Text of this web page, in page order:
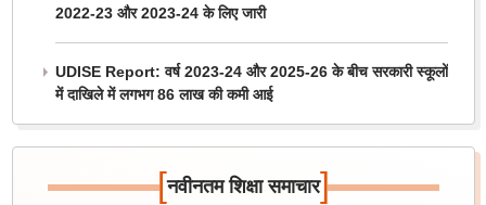
2022-23 और 2023-24 के लिए जारी
UDISE Report: वर्ष 2023-24 और 2025-26 के बीच सरकारी स्कूलों
में दाखिले में लगभग 86 लाख की कमी आई
[नवीनतम शिक्षा समाचार]